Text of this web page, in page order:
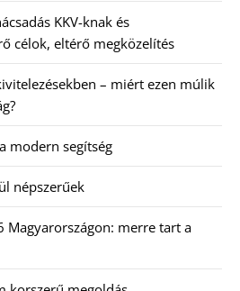
KKV-knak és
célok, eltérő megközelítés
– miért ezen múlik
modern segítség
népszerűek
Magyarországon: merre tart a